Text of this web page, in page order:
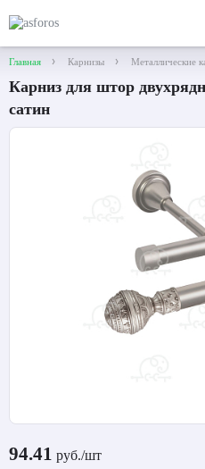
Главная Карнизы Металлические
Карниз для штор
сатин
94.41 руб./шт